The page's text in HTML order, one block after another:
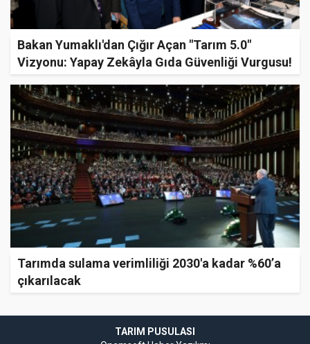
Bakan Yumaklı'dan Çığır Açan "Tarım 5.0"
Vizyonu: Yapay Zekâyla Gıda Güvenliği Vurgusu!
Tarımda sulama verimliliği 2030'a kadar %60’a
çıkarılacak
TARIM PUSULASI